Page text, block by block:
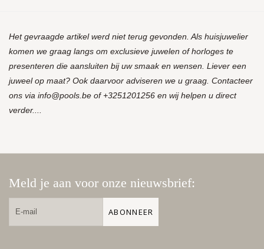
Het gevraagde artikel werd niet terug gevonden. Als huisjuwelier
komen we graag langs om exclusieve juwelen of horloges te
presenteren die aansluiten bij uw smaak en wensen. Liever een
juweel op maat? Ook daarvoor adviseren we u graag. Contacteer
ons via info@pools.be of +3251201256 en wij helpen u direct
verder....
Meld je aan voor onze nieuwsbrief:
ABONNEER